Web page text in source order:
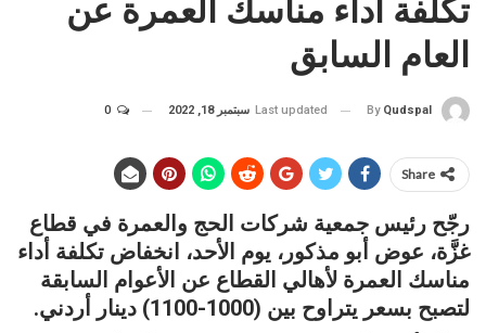
تكلفة أداء مناسك العمرة عن
العام السابق
By Qudspal
Last updated سبتمبر 18, 2022
Share
رجّح رئيس جمعية شركات الحج والعمرة في قطاع
غزَّة، عوض أبو مذكور، يوم الأحد، انخفاض تكلفة أداء
مناسك العمرة لأهالي القطاع عن الأعوام السابقة
لتصبح بسعر يتراوح بين (1000-1100) دينار أردني.